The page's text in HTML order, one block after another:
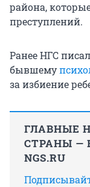
района,
преступлений.
Ранее НГС
бывшему
за избиение
ГЛАВНЫЕ
СТРАНЫ —
NGS.RU